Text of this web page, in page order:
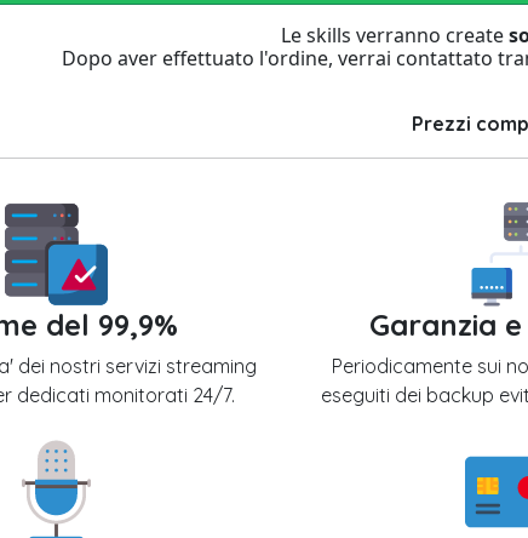
Le skills verranno create
Dopo aver effettuato l'ordine, verrai contattato
Prezzi
del 99,9%
dei nostri servizi streaming
dedicati monitorati 24/7.
Garanzia
Periodicamente sui
eseguiti dei backup